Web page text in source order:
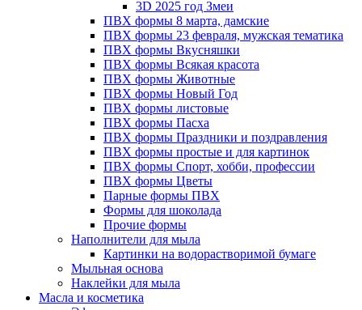
3D 2025 год Змеи
ПВХ формы 8 марта, дамские
ПВХ формы 23 февраля, мужская тематика
ПВХ формы Вкусняшки
ПВХ формы Всякая красота
ПВХ формы Животные
ПВХ формы Новый Год
ПВХ формы листовые
ПВХ формы Пасха
ПВХ формы Праздники и поздравления
ПВХ формы простые и для картинок
ПВХ формы Спорт, хобби, профессии
ПВХ формы Цветы
Парные формы ПВХ
Формы для шоколада
Прочие формы
Наполнители для мыла
Картинки на водорастворимой бумаге
Мыльная основа
Наклейки для мыла
Масла и косметика